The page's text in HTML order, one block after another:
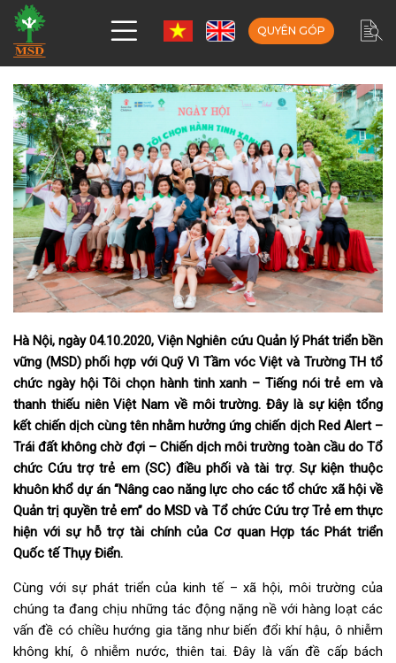
QUYÊN GÓP
Hà Nội, ngày 04.10.2020, Viện Nghiên cứu Quản lý Phát triển bền
vững (MSD) phối hợp với Quỹ Vì Tầm vóc Việt và Trường TH tổ
chức ngày hội Tôi chọn hành tinh xanh – Tiếng nói trẻ em và
thanh thiếu niên Việt Nam về môi trường. Đây là sự kiện tổng
kết chiến dịch cùng tên nhằm hưởng ứng chiến dịch Red Alert –
Trái đất không chờ đợi – Chiến dịch môi trường toàn cầu do Tổ
chức Cứu trợ trẻ em (SC) điều phối và tài trợ. Sự kiện thuộc
khuôn khổ dự án “Nâng cao năng lực cho các tổ chức xã hội về
Quản trị quyền trẻ em” do MSD và Tổ chức Cứu trợ Trẻ em thực
hiện với sự hỗ trợ tài chính của Cơ quan Hợp tác Phát triển
Quốc tế Thụy Điển.
Cùng với sự phát triển của kinh tế – xã hội, môi trường của
chúng ta đang chịu những tác động nặng nề với hàng loạt các
vấn đề có chiều hướng gia tăng như biến đổi khí hậu, ô nhiễm
không khí, ô nhiễm nước, thiên tai. Đây là vấn đề cấp bách